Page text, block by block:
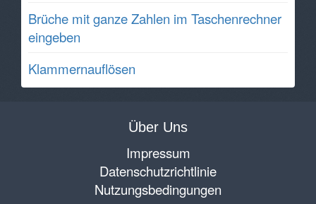
Brüche mit ganze Zahlen im Taschenrechner
eingeben
Klammernauflösen
Über Uns
Impressum
Datenschutzrichtlinie
Nutzungsbedingungen